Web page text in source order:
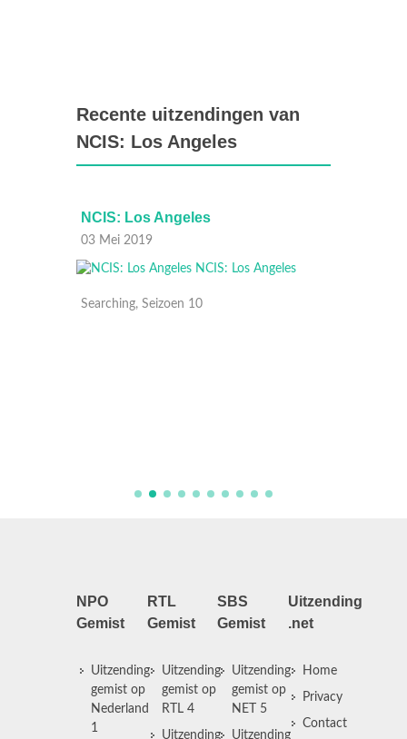
Recente uitzendingen van
NCIS: Los Angeles
NCIS: Los Angeles
03 Mei 2019
Searching, Seizoen 10
NPO
Gemist
Uitzending
gemist op
Nederland
1
RTL
Gemist
Uitzending
gemist op
RTL 4
Uitzending
SBS
Gemist
Uitzending
gemist op
NET 5
Uitzending
Uitzending
.net
Home
Privacy
Contact